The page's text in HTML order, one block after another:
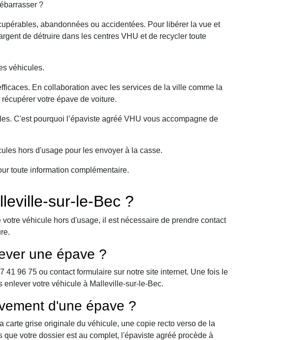
?
abandonnées ou accidentées. Pour libérer la vue et
de détruire dans les centres VHU et de recycler toute
véhicules.
En collaboration avec les services de la ville comme la
votre épave de voiture.
C'est pourquoi l’épaviste agréé VHU vous accompagne de
hors d'usage pour les envoyer à la casse.
toute information complémentaire.
sur-le-Bec ?
véhicule hors d'usage, il est nécessaire de prendre contact
une épave ?
96 75 ou contact formulaire sur notre site internet. Une fois le
votre véhicule à Malleville-sur-le-Bec.
d'une épave ?
grise originale du véhicule, une copie recto verso de la
votre dossier est au complet, l'épaviste agréé procède à